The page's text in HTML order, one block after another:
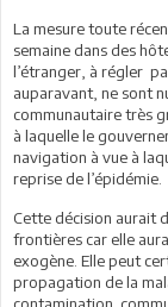
La mesure toute
semaine dans des
l’étranger, à régler
auparavant, ne sont
communautaire très
à laquelle le
navigation à vue à
reprise de l’épidémie.
Cette décision aurait
frontières car elle
exogène. Elle peut
propagation de la